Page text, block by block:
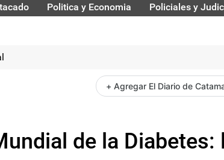
Politica y Economia Policiales y
+ Agregar El Diario de
de la